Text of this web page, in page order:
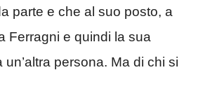
parte e che al suo posto, a
Ferragni e quindi la sua
persona. Ma di chi si